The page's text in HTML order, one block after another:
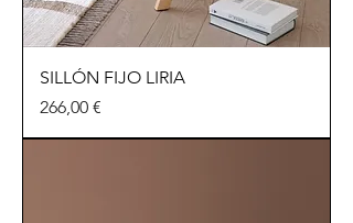
SILLÓN FIJO LIRIA
Precio
266,00 €